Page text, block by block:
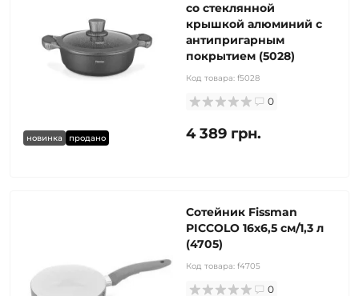
новинка продано
со стеклянной
крышкой алюминий с
антипригарным
покрытием (5028)
Код товара: f5028
0
4 389 грн.
Сотейник Fissman
PICCOLO 16х6,5 см/1,3 л
(4705)
Код товара: f4705
0